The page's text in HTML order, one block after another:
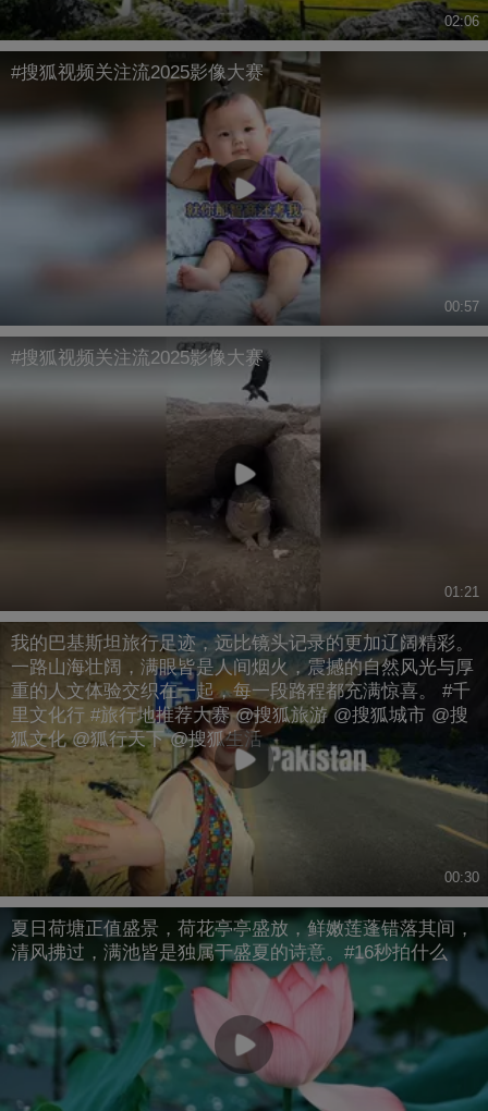
02:06
#搜狐视频关注流2025影像大赛
00:57
#搜狐视频关注流2025影像大赛
01:21
我的巴基斯坦旅行足迹，远比镜头记录的更加辽阔精彩。
一路山海壮阔，满眼皆是人间烟火，震撼的自然风光与厚
重的人文体验交织在一起，每一段路程都充满惊喜。 #千
里文化行 #旅行地推荐大赛 @搜狐旅游 @搜狐城市 @搜
狐文化 @狐行天下 @搜狐生活
00:30
夏日荷塘正值盛景，荷花亭亭盛放，鲜嫩莲蓬错落其间，
清风拂过，满池皆是独属于盛夏的诗意。#16秒拍什么